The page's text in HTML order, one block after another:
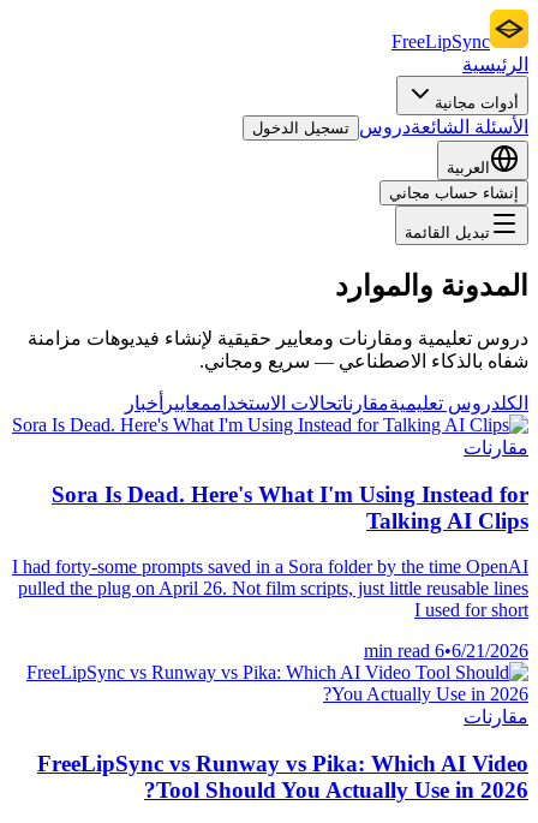
FreeLipSync
الرئيسية
أدوات مجانية
الأسئلة الشائعةدروس تسجيل الدخول
العربية
إنشاء حساب مجاني
تبديل القائمة
المدونة والموارد
دروس تعليمية ومقارنات ومعايير حقيقية لإنشاء فيديوهات مزامنة
شفاه بالذكاء الاصطناعي — سريع ومجاني.
الكلدروس تعليميةمقارناتحالات الاستخداممعايير أخبار
مقارنات
Sora Is Dead. Here's What I'm Using Instead for
Talking AI Clips
I had forty-some prompts saved in a Sora folder by the time OpenAI
pulled the plug on April 26. Not film scripts, just little reusable lines
I used for short
6/21/2026
•
6 min read
مقارنات
FreeLipSync vs Runway vs Pika: Which AI Video
Tool Should You Actually Use in 2026?